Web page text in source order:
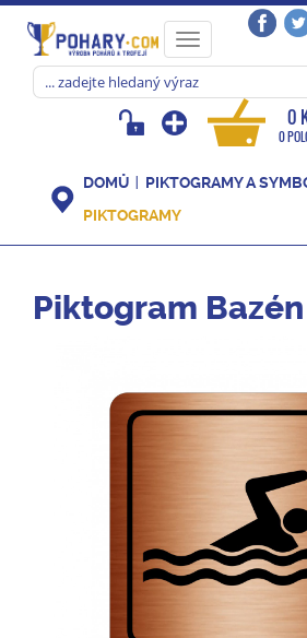
Toggle
navigation
0
0
DOMŮ
PIKTOGRAMY A
PIKTOGRAMY
Piktogram